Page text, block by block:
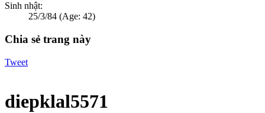
Sinh nhật:
25/3/84 (Age: 42)
Chia sẻ trang này
Tweet
diepklal5571